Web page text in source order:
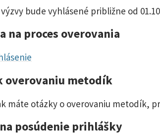
bude vyhlásené približne od
na proces overovania
overovaniu metodík
máte otázky o overovaniu metodík,
posúdenie prihlášky